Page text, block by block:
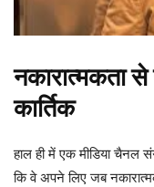
नकारात्मकता
कार्तिक
हाल ही में एक मीडिया चैनल
कि वे अपने लिए जब